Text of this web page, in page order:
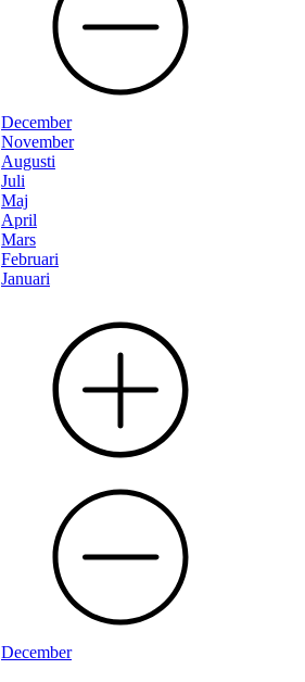
December
November
Augusti
Juli
Maj
April
Mars
Februari
Januari
December